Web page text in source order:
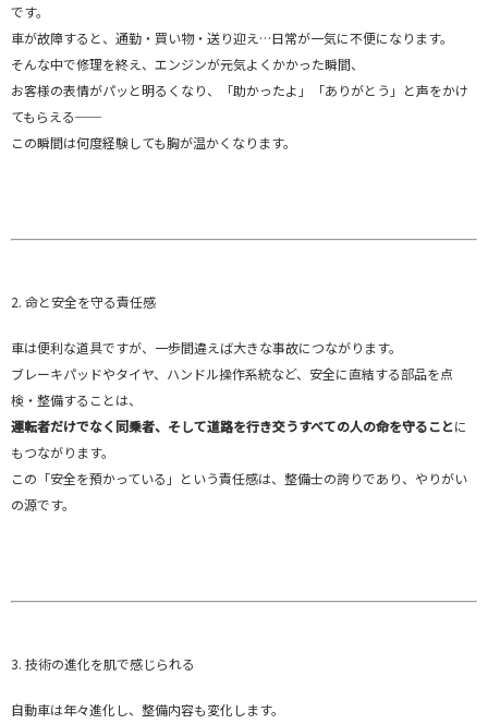
です。
車が故障すると、通勤・買い物・送り迎え…日常が一気に不便になります。
そんな中で修理を終え、エンジンが元気よくかかった瞬間、
お客様の表情がパッと明るくなり、「助かったよ」「ありがとう」と声をかけ
てもらえる──
この瞬間は何度経験しても胸が温かくなります。
2. 命と安全を守る責任感
車は便利な道具ですが、一歩間違えば大きな事故につながります。
ブレーキパッドやタイヤ、ハンドル操作系統など、安全に直結する部品を点
検・整備することは、
運転者だけでなく同乗者、そして道路を行き交うすべての人の命を守ることに
もつながります。
この「安全を預かっている」という責任感は、整備士の誇りであり、やりがい
の源です。
3. 技術の進化を肌で感じられる
自動車は年々進化し、整備内容も変化します。